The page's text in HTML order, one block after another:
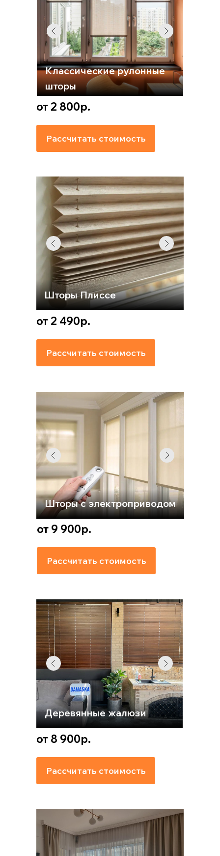
Рассчитать стоимость
от 8 900р.
Деревянные жалюзи
Рассчитать стоимость
от 9 900р.
Шторы с электроприводом
Рассчитать стоимость
от 2 490р.
Шторы Плиссе
Рассчитать стоимость
от 2 800р.
Классические рулонные
шторы